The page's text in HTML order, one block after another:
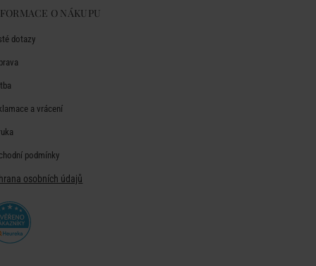
O NÁKUPU
dotazy
a vrácení
podmínky
osobních údajů